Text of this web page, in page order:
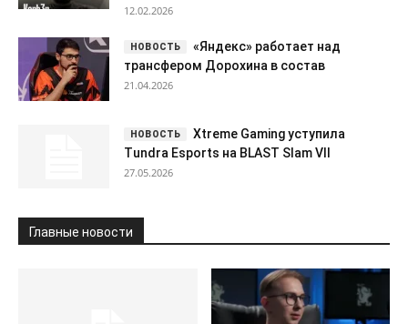
12.02.2026
«Яндекс» работает над
трансфером Дорохина в состав
21.04.2026
Xtreme Gaming уступила
Tundra Esports на BLAST Slam VII
27.05.2026
Главные новости